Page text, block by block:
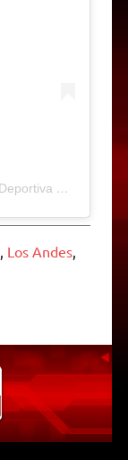
Una publicación compartida de Marca Deportiva Web-Radio (@marcadeportiva)
Los Andes,